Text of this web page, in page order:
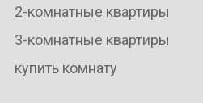
2-комнатные квартиры
3-комнатные квартиры
купить комнату